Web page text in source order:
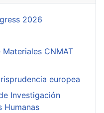
2026
CNMAT
europea
Investigación
Humanas